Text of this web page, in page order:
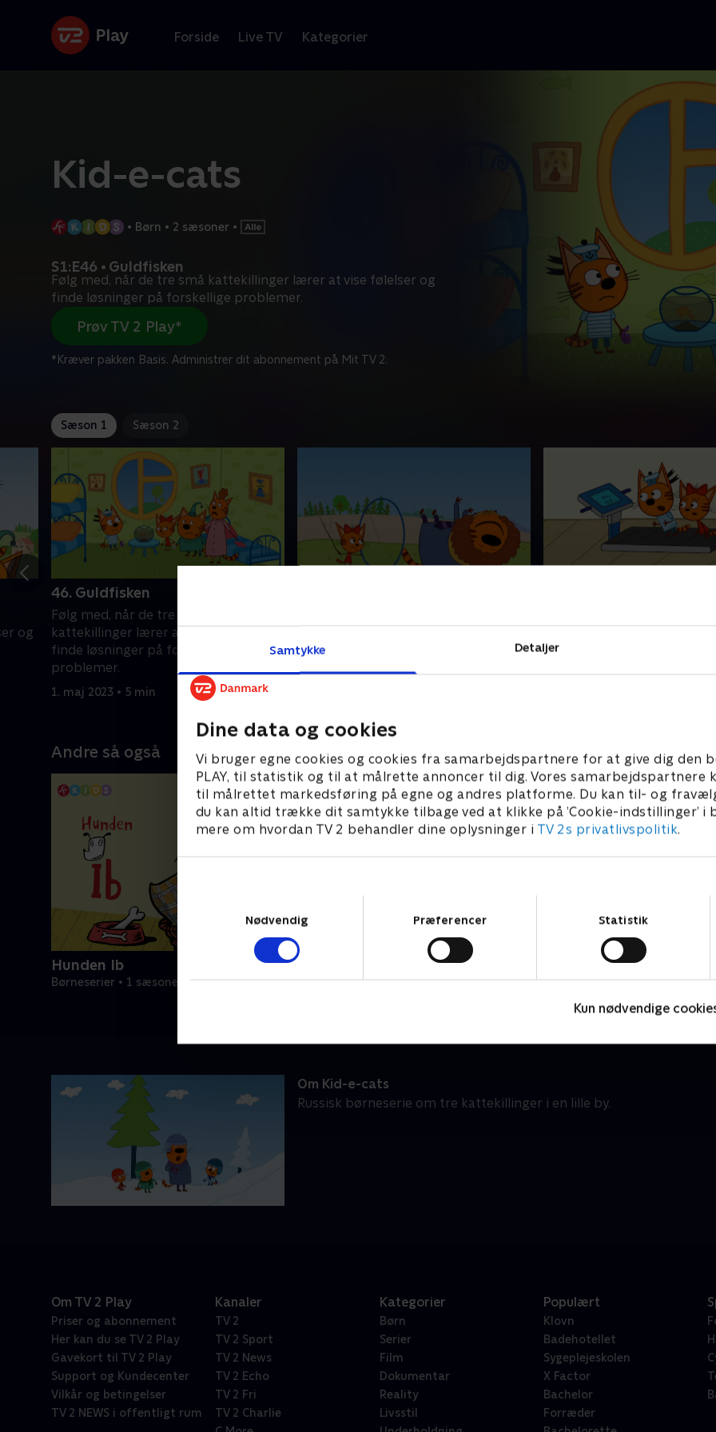
Samtykke Detaljer
Dine data og cookies
Vi bruger egne cookies og cookies fra samarbejdspartnere for at give dig den
PLAY, til statistik og til at målrette annoncer til dig. Vores samarbejdspartnere
til målrettet markedsføring på egne og andres platforme. Du kan til- og
du kan altid trække dit samtykke tilbage ved at klikke på ’Cookie-indstillinger’ i
mere om hvordan TV 2 behandler dine oplysninger i TV 2s privatlivspolitik.
Nødvendig
Præferencer Statistik
Kun nødvendige
Forside Live TV Kategorier
Kid-e-cats
• Børn • 2 sæsoner •
S1:E46 • Guldfisken
Følg med, når de tre små kattekillinger lærer at vise følelser og
finde løsninger på forskellige problemer.
Prøv TV 2 Play*
*Kræver pakken Basis. Administrer dit abonnement på Mit TV 2.
Sæson 1 Sæson 2
og
46. Guldfisken
Følg med, når de tre små
kattekillinger lærer at vise følelser og
finde løsninger på forskellige
problemer.
1. maj 2023 • 5 min
finde løsninger på forskellige
problemer.
finde løsninger på forskellige
Andre så også
Hunden Ib
Børneserier • 1 sæsoner
Jungle Banden
Om Kid-e-cats
Russisk børneserie om tre kattekillinger i en lille by.
Om TV 2 Play
Priser og abonnement
Her kan du se TV 2 Play
Gavekort til TV 2 Play
Support og Kundecenter
Vilkår og betingelser
TV 2 NEWS i offentligt rum
Kanaler
TV 2
TV 2 Sport
TV 2 News
TV 2 Echo
TV 2 Fri
TV 2 Charlie
Kategorier
Børn
Serier
Film
Dokumentar
Reality
Livsstil
Populært
Klovn
Badehotellet
Sygeplejeskolen
X Factor
Bachelor
Forræder